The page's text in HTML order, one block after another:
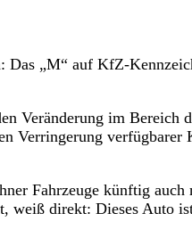
Das „M“ auf KfZ-
Veränderung im
Verringerung
Fahrzeuge künftig
weiß direkt: Dieses Auto